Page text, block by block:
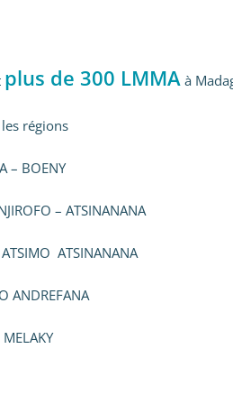
plus de 300 LMMA à
régions
– BOENY
– ATSINANANA
ATSINANANA
ANDREFANA